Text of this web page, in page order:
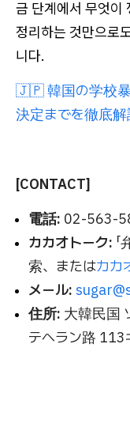
금 단계에서 무엇이
정리하는 것만으로
니다.
🇯🇵 韓国の学校暴
決定までを徹底
[CONTACT]
電話: 02-563-
カカオトーク:
索、またはカカ
メール:
住所: 大韓民国
テヘラン路 113